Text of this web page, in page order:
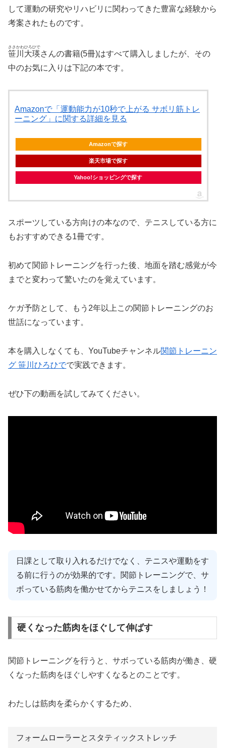
して運動の研究やリハビリに関わってきた豊富な経験から
考案されたものです。
笹川大瑛
ささかわひろひで
さんの書籍(5冊)はすべて購入しましたが、その
中のお気に入りは下記の本です。
Amazonで「運動能力が10秒で上がる サボリ筋トレ
ーニング」に関する詳細を見る
Amazonで探す
楽天市場で探す
Yahoo!ショッピングで探す
スポーツしている方向けの本なので、テニスしている方に
もおすすめできる1冊です。
初めて関節トレーニングを行った後、地面を踏む感覚が今
までと変わって驚いたのを覚えています。
ケガ予防として、もう2年以上この関節トレーニングのお
世話になっています。
本を購入しなくても、YouTubeチャンネル関節トレーニン
グ 笹川ひろひでで実践できます。
ぜひ下の動画を試してみてください。
日課として取り入れるだけでなく、テニスや運動をす
る前に行うのが効果的です。関節トレーニングで、サ
ボっている筋肉を働かせてからテニスをしましょう！
硬くなった筋肉をほぐして伸ばす
関節トレーニングを行うと、サボっている筋肉が働き、硬
くなった筋肉をほぐしやすくなるとのことです。
わたしは筋肉を柔らかくするため、
フォームローラーとスタティックストレッチ